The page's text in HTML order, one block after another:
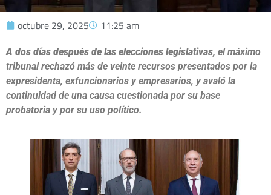
octubre 29, 2025 11:25 am
A dos días después de las elecciones legislativas, el máximo
tribunal rechazó más de veinte recursos presentados por la
expresidenta, exfuncionarios y empresarios, y avaló la
continuidad de una causa cuestionada por su base
probatoria y por su uso político.